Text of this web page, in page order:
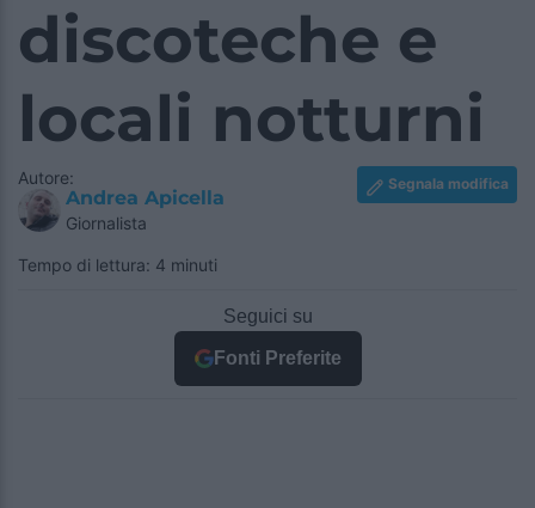
discoteche e
locali notturni
Autore:
Andrea Apicella
Giornalista
Segnala modifica
Tempo di lettura: 4 minuti
Seguici su
Fonti Preferite